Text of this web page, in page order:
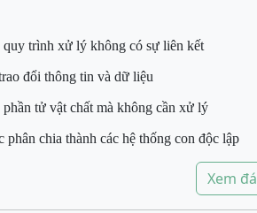
quy trình xử lý không có sự liên kết
đổi thông tin và dữ liệu
phần tử vật chất mà không cần xử lý
phân chia thành các hệ thống con độc lập
Xem